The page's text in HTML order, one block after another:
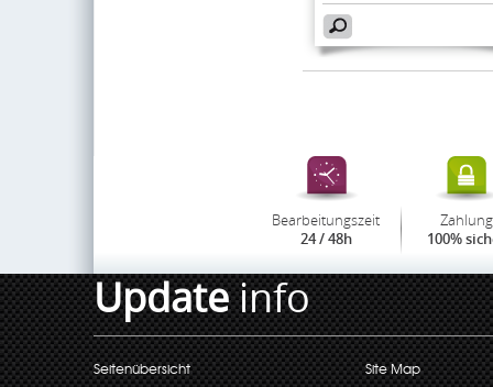
Bearbeitungszeit
24 / 48h
Zahlung
100%
Updateinfo
Seitenübersicht
Site Map